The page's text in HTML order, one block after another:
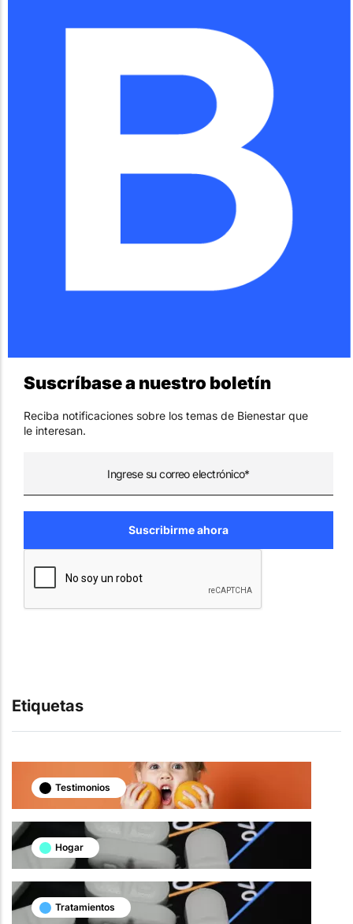
Suscríbase a nuestro boletín
Reciba notificaciones sobre los temas de Bienestar que
le interesan.
Etiquetas
Testimonios
Hogar
Tratamientos